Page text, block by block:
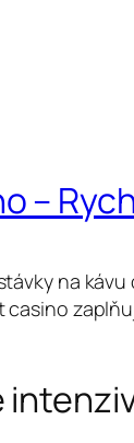
–
na
casino